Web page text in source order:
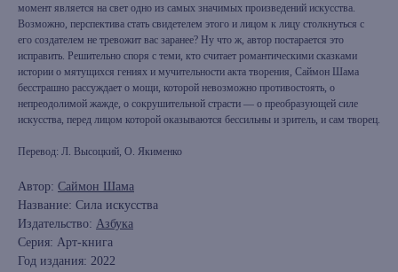
момент является на свет одно из самых значимых произведений искусства.
Возможно, перспектива стать свидетелем этого и лицом к лицу столкнуться с
его создателем не тревожит вас заранее? Ну что ж, автор постарается это
исправить. Решительно споря с теми, кто считает романтическими сказками
истории о мятущихся гениях и мучительности акта творения, Саймон Шама
бесстрашно рассуждает о мощи, которой невозможно противостоять, о
непреодолимой жажде, о сокрушительной страсти — о преобразующей силе
искусства, перед лицом которой оказываются бессильны и зритель, и сам творец.
Перевод: Л. Высоцкий, О. Якименко
Автор: Саймон Шама
Название: Сила искусства
Издательство: Азбука
Серия: Арт-книга
Год издания: 2022